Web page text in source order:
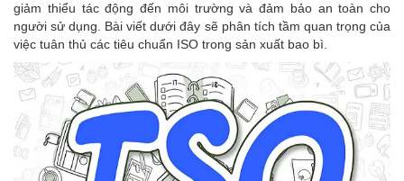
giảm thiểu tác động đến môi trường và đảm bảo an toàn cho
người sử dụng. Bài viết dưới đây sẽ phân tích tầm quan trọng của
việc tuân thủ các tiêu chuẩn ISO trong sản xuất bao bì.